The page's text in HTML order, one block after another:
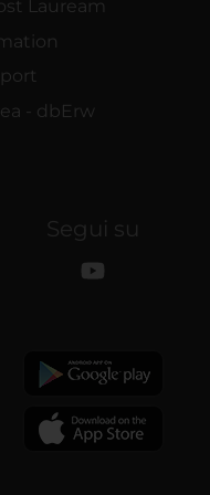
Lauream
- dbErw
Segui su